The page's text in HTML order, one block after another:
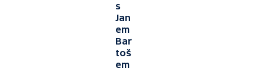
s
Jan
em
Bar
toš
em